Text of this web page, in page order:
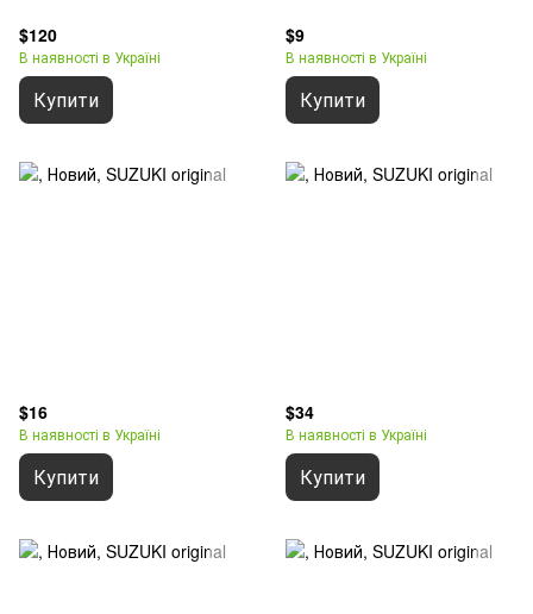
$120
В наявності в Україні
Купити
$9
В наявності в Україні
Купити
$16
В наявності в Україні
Купити
$34
В наявності в Україні
Купити